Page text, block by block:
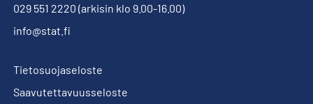
029 551 2220 (arkisin klo 9.00-16.00)
info@stat.fi
Tietosuojaseloste
Saavutettavuusseloste